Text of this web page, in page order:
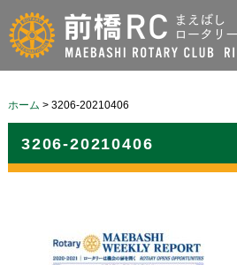
ホーム > 3206-20210406
3206-20210406